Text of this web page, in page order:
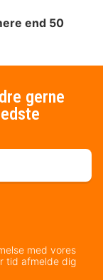
end 50
gerne
med vores
tid afmelde dig